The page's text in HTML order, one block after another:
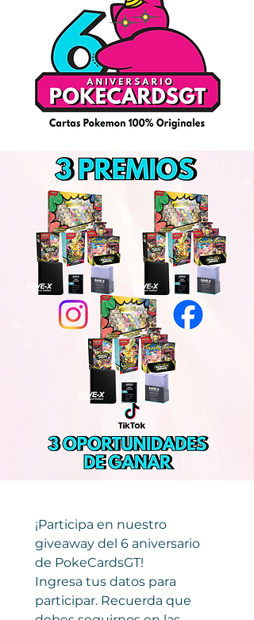
¡Participa en nuestro
giveaway del 6 aniversario
de PokeCardsGT!
Ingresa tus datos para
participar. Recuerda que